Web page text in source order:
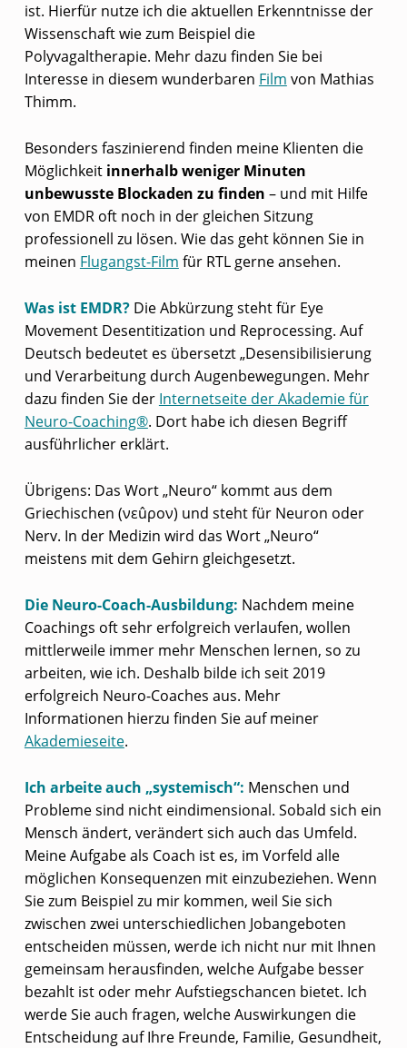
ist. Hierfür nutze ich die aktuellen Erkenntnisse der
Wissenschaft wie zum Beispiel die
Polyvagaltherapie. Mehr dazu finden Sie bei
Interesse in diesem wunderbaren Film von Mathias
Thimm.
Besonders faszinierend finden meine Klienten die
Möglichkeit innerhalb weniger Minuten
unbewusste Blockaden zu finden – und mit Hilfe
von EMDR oft noch in der gleichen Sitzung
professionell zu lösen. Wie das geht können Sie in
meinen Flugangst-Film für RTL gerne ansehen.
Was ist EMDR? Die Abkürzung steht für Eye
Movement Desentitization und Reprocessing. Auf
Deutsch bedeutet es übersetzt „Desensibilisierung
und Verarbeitung durch Augenbewegungen. Mehr
dazu finden Sie der Internetseite der Akademie für
Neuro-Coaching®. Dort habe ich diesen Begriff
ausführlicher erklärt.
Übrigens: Das Wort „Neuro“ kommt aus dem
Griechischen (νεûρον) und steht für Neuron oder
Nerv. In der Medizin wird das Wort „Neuro“
meistens mit dem Gehirn gleichgesetzt.
Die Neuro-Coach-Ausbildung: Nachdem meine
Coachings oft sehr erfolgreich verlaufen, wollen
mittlerweile immer mehr Menschen lernen, so zu
arbeiten, wie ich. Deshalb bilde ich seit 2019
erfolgreich Neuro-Coaches aus. Mehr
Informationen hierzu finden Sie auf meiner
Akademieseite.
Ich arbeite auch „systemisch“: Menschen und
Probleme sind nicht eindimensional. Sobald sich ein
Mensch ändert, verändert sich auch das Umfeld.
Meine Aufgabe als Coach ist es, im Vorfeld alle
möglichen Konsequenzen mit einzubeziehen. Wenn
Sie zum Beispiel zu mir kommen, weil Sie sich
zwischen zwei unterschiedlichen Jobangeboten
entscheiden müssen, werde ich nicht nur mit Ihnen
gemeinsam herausfinden, welche Aufgabe besser
bezahlt ist oder mehr Aufstiegschancen bietet. Ich
werde Sie auch fragen, welche Auswirkungen die
Entscheidung auf Ihre Freunde, Familie, Gesundheit,